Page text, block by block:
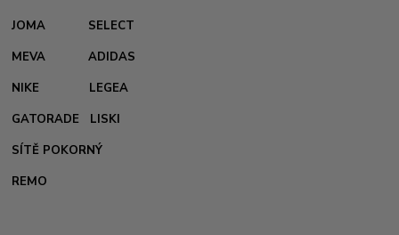
JOMA
SELECT
MEVA
ADIDAS
NIKE
LEGEA
GATORADE
LISKI
SÍTĚ POKORNÝ
REMO